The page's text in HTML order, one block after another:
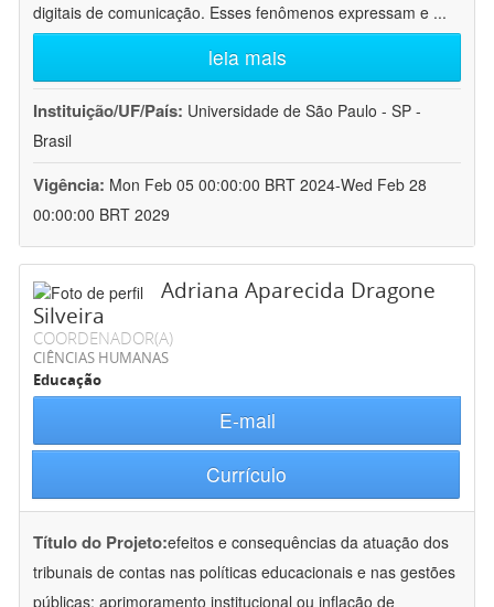
digitais de comunicação. Esses fenômenos expressam e ...
leia mais
Instituição/UF/País: Universidade de São Paulo - SP -
Brasil
Vigência: Mon Feb 05 00:00:00 BRT 2024-Wed Feb 28
00:00:00 BRT 2029
Adriana Aparecida Dragone
Silveira
COORDENADOR(A)
CIÊNCIAS HUMANAS
Educação
E-mail
Currículo
Título do Projeto:efeitos e consequências da atuação dos
tribunais de contas nas políticas educacionais e nas gestões
públicas: aprimoramento institucional ou inflação de